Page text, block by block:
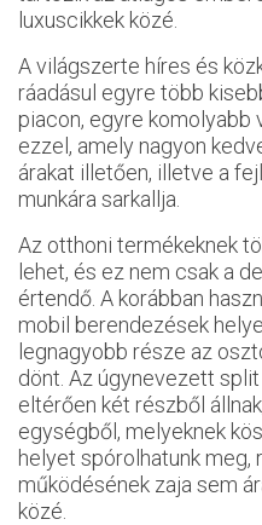
luxuscikkek közé.
A világszerte híres és
ráadásul egyre több
piacon, egyre komolyabb
ezzel, amely nagyon
árakat illetően, illetve a
munkára sarkallja.
Az otthoni termékeknek
lehet, és ez nem csak a
értendő. A korábban
mobil berendezések
legnagyobb része az
dönt. Az úgynevezett
eltérően két részből
egységből, melyeknek
helyet spórolhatunk meg,
működésének zaja sem
közé.